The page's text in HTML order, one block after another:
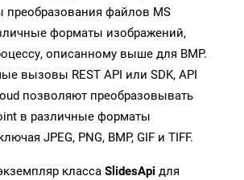
преобразования файлов MS
форматы изображений,
описанному выше для BMP.
вызовы REST API или SDK, API
позволяют преобразовывать
в различные форматы
JPEG, PNG, BMP, GIF и TIFF.
класса SlidesApi для